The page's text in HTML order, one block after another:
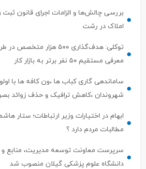
بررسی چالش‌ها و الزامات اجرای قانون
املاک در رشت
توکلی: هدف‌گذاری ۵۰۰ هزار
معرفی مستقیم ۵۰ نفر برتر به بازار کار
ساماندهی گاری کباب ها ،ون کافه ها با
شهروندان ،کاهش ترافیک و حذف زوائد
ابهام در اختیارات وزیر ارتباطات؛ ستار
مطالبات مردم دارد ؟
سرپرست معاونت توسعه مدیریت، منابع و
دانشگاه علوم پزشکی گیلان منصوب شد